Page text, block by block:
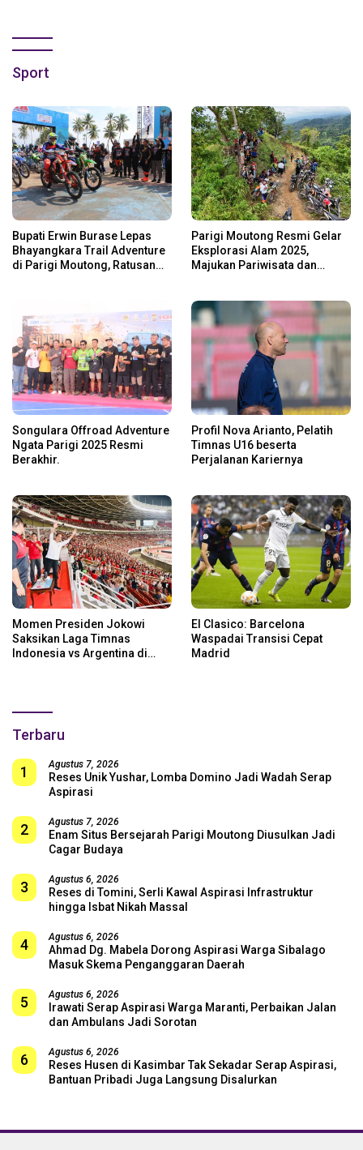
Sport
Bupati Erwin Burase Lepas
Bhayangkara Trail Adventure
di Parigi Moutong, Ratusan
Parigi Moutong Resmi Gelar
Eksplorasi Alam 2025,
Majukan Pariwisata dan
Songulara Offroad Adventure
Ngata Parigi 2025 Resmi
Berakhir.
Profil Nova Arianto, Pelatih
Timnas U16 beserta
Perjalanan Kariernya
Momen Presiden Jokowi
Saksikan Laga Timnas
Indonesia vs Argentina di
El Clasico: Barcelona
Waspadai Transisi Cepat
Madrid
Terbaru
1 Agustus 7, 2026
Reses Unik Yushar, Lomba Domino Jadi Wadah Serap
Aspirasi
2 Agustus 7, 2026
Enam Situs Bersejarah Parigi Moutong Diusulkan Jadi
Cagar Budaya
3 Agustus 6, 2026
Reses di Tomini, Serli Kawal Aspirasi Infrastruktur
hingga Isbat Nikah Massal
4 Agustus 6, 2026
Ahmad Dg. Mabela Dorong Aspirasi Warga Sibalago
Masuk Skema Penganggaran Daerah
5 Agustus 6, 2026
Irawati Serap Aspirasi Warga Maranti, Perbaikan Jalan
dan Ambulans Jadi Sorotan
6 Agustus 6, 2026
Reses Husen di Kasimbar Tak Sekadar Serap Aspirasi,
Bantuan Pribadi Juga Langsung Disalurkan